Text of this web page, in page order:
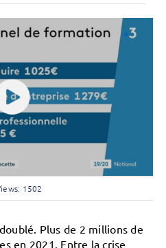
1502
Plus de 2 millions de
en 2021. Entre la crise